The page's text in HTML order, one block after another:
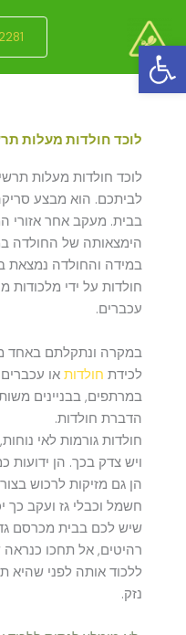
פתח סרגל נגישות
לתוכן
לוכד חולדות מעלות
לוכד חולדות מעלות
לביתכם. הוא מבצע
בבית. מעקב אחר אזורי
הימצאותה של החולדה
במידה והחולדה נמצאת
חולדות על ידי מלכודות
עכברים.
במקרה ונתקלתם באחד
לכידת חולדות או
במרתפים, בבניינים
הדברת חולדות.
חולדות גורמות לאי
ויש צדק בכך. הן ידועות
הן גם מזיקות לרכוש
חשמל וכבלי גז ועקב כך
שיש לכם בבית מכרסם
רהיטים, אל תחכו כנראה
ללכוד אותה לפני שהיא
נזק.